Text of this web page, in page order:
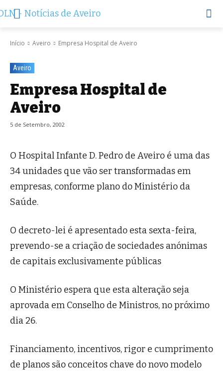
Início Aveiro Empresa Hospital de Aveiro
Aveiro
Empresa Hospital de
Aveiro
5 de Setembro, 2002
O Hospital Infante D. Pedro de Aveiro é uma das
34 unidades que vão ser transformadas em
empresas, conforme plano do Ministério da
Saúde.
O decreto-lei é apresentado esta sexta-feira,
prevendo-se a criação de sociedades anónimas
de capitais exclusivamente públicas
O Ministério espera que esta alteração seja
aprovada em Conselho de Ministros, no próximo
dia 26.
Financiamento, incentivos, rigor e cumprimento
de planos são conceitos chave do novo modelo